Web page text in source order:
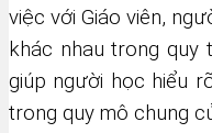
việc với Giáo viên,
khác nhau trong quy
giúp người học hiểu
trong quy mô chung